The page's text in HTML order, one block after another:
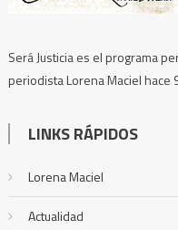
Será Justicia es el programa
periodista Lorena Maciel hace
LINKS RÁPIDOS
Lorena Maciel
Actualidad